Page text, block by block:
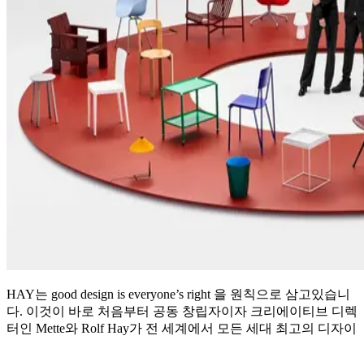
HAY는 good design is everyone’s right 을 원칙으로 삼고있습니
다. 이것이 바로 처음부터 공동 창립자이자 크리에이티브 디렉
터인 Mette와 Rolf Hay가 전 세계에서 모든 세대 최고의 디자이